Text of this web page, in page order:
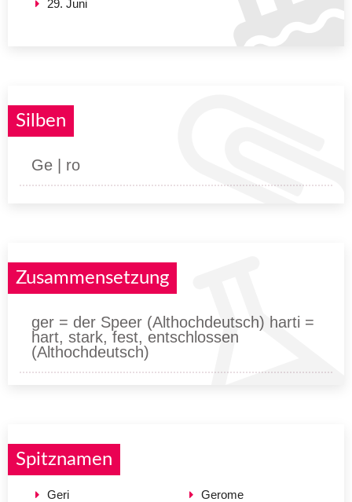
29. Juni
Silben
Ge | ro
Zusammensetzung
ger = der Speer (Althochdeutsch) harti =
hart, stark, fest, entschlossen
(Althochdeutsch)
Spitznamen
Geri
Gerome